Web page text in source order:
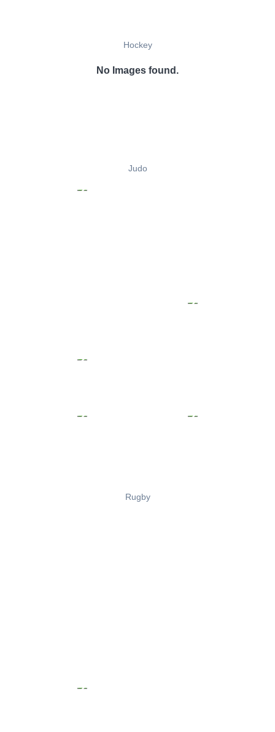
Hockey
No Images found.
Judo
Rugby